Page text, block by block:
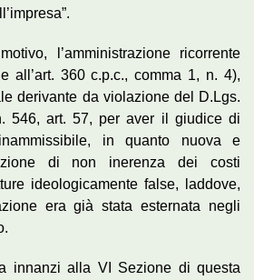
l’amministrazione ricorrente
all’art. 360 c.p.c., comma 1, n. 4),
derivante da violazione del D.Lgs.
546, art. 57, per aver il giudice di
in quanto nuova e
di non inerenza dei costi
ideologicamente false, laddove,
era già stata esternata negli
innanzi alla VI Sezione di questa